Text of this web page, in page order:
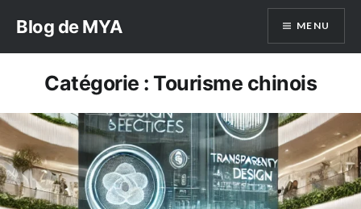
contenu
Blog de MYA MENU
Catégorie : Tourisme chinois